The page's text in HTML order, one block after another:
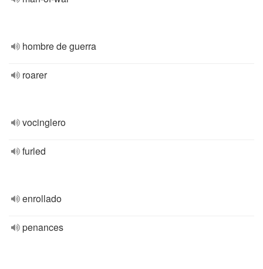
hombre de guerra
roarer
vocinglero
furled
enrollado
penances